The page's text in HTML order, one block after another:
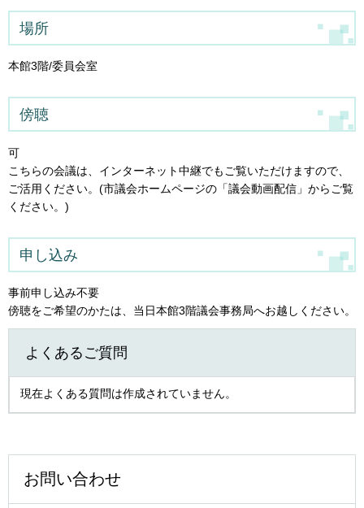
場所
本館3階/委員会室
傍聴
可
こちらの会議は、インターネット中継でもご覧いただけますので、
ご活用ください。(市議会ホームページの「議会動画配信」からご覧
ください。)
申し込み
事前申し込み不要
傍聴をご希望のかたは、当日本館3階議会事務局へお越しください。
よくあるご質問
現在よくある質問は作成されていません。
お問い合わせ